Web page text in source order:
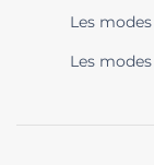
Les
Les